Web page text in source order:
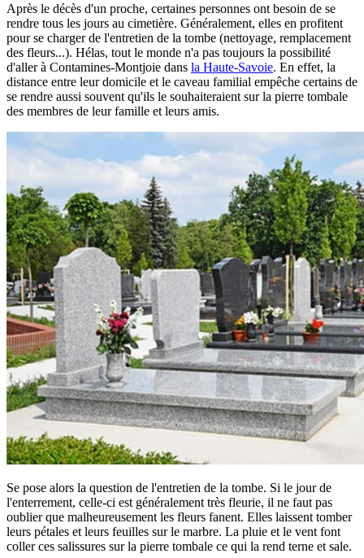
Après le décès d'un proche, certaines personnes ont besoin de se
rendre tous les jours au cimetière. Généralement, elles en profitent
pour se charger de l'entretien de la tombe (nettoyage, remplacement
des fleurs...). Hélas, tout le monde n'a pas toujours la possibilité
d'aller à Contamines-Montjoie dans la Haute-Savoie. En effet, la
distance entre leur domicile et le caveau familial empêche certains de
se rendre aussi souvent qu'ils le souhaiteraient sur la pierre tombale
des membres de leur famille et leurs amis.
Se pose alors la question de l'entretien de la tombe. Si le jour de
l'enterrement, celle-ci est généralement très fleurie, il ne faut pas
oublier que malheureusement les fleurs fanent. Elles laissent tomber
leurs pétales et leurs feuilles sur le marbre. La pluie et le vent font
coller ces salissures sur la pierre tombale ce qui la rend terne et sale.